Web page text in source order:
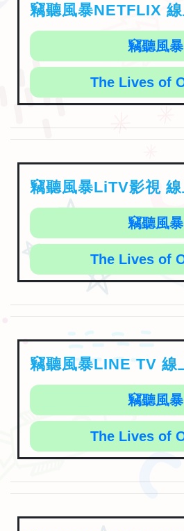
竊聽風暴NETFLIX
竊聽風暴
The Lives of
竊聽風暴LiTV影視
竊聽風暴
The Lives of
竊聽風暴LINE TV 線
竊聽風暴
The Lives of